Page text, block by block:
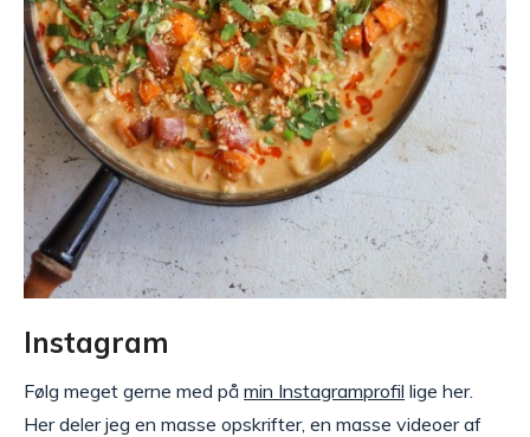
Instagram
Følg meget gerne med på min Instagramprofil lige her.
Her deler jeg en masse opskrifter, en masse videoer af